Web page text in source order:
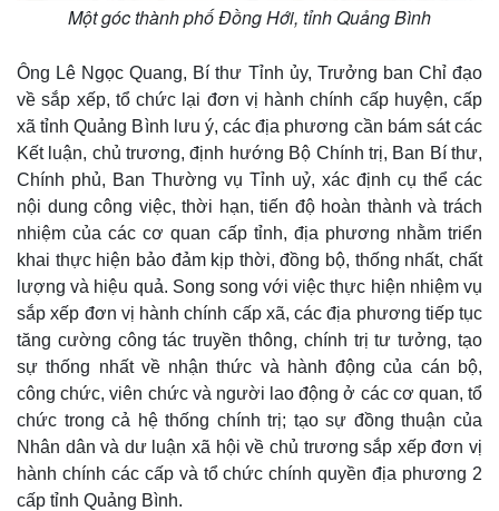
Kinh tế
Bất động sản
Khởi nghiệp
Thị trường
Giá vàng
Tiêu dùng
Tỷ giá
Chứng khoán
Giá cà phê
Một góc thành phố Đồng Hới, tỉnh Quảng Bình
Ông Lê Ngọc Quang, Bí thư Tỉnh ủy, Trưởng ban Chỉ đạo
về sắp xếp, tổ chức lại đơn vị hành chính cấp huyện, cấp
xã tỉnh Quảng Bình lưu ý, các địa phương cần bám sát các
Kết luận, chủ trương, định hướng Bộ Chính trị, Ban Bí thư,
Chính phủ, Ban Thường vụ Tỉnh uỷ, xác định cụ thể các
nội dung công việc, thời hạn, tiến độ hoàn thành và trách
nhiệm của các cơ quan cấp tỉnh, địa phương nhằm triển
khai thực hiện bảo đảm kịp thời, đồng bộ, thống nhất, chất
lượng và hiệu quả. Song song với việc thực hiện nhiệm vụ
sắp xếp đơn vị hành chính cấp xã, các địa phương tiếp tục
tăng cường công tác truyền thông, chính trị tư tưởng, tạo
sự thống nhất về nhận thức và hành động của cán bộ,
công chức, viên chức và người lao động ở các cơ quan, tổ
chức trong cả hệ thống chính trị; tạo sự đồng thuận của
Nhân dân và dư luận xã hội về chủ trương sắp xếp đơn vị
hành chính các cấp và tổ chức chính quyền địa phương 2
cấp tỉnh Quảng Bình.